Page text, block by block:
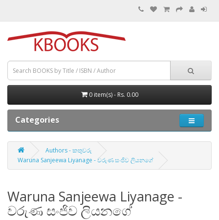
0 item(s) - Rs. 0.00
Categories
Authors - කතුවරු
Waruna Sanjeewa Liyanage - වරුණ සංජිව ලියනගේ
Waruna Sanjeewa Liyanage -
වරුණ සංජිව ලියනගේ